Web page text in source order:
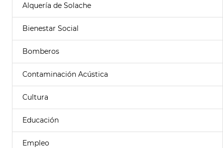
Alquería de Solache
Bienestar Social
Bomberos
Contaminación Acústica
Cultura
Educación
Empleo